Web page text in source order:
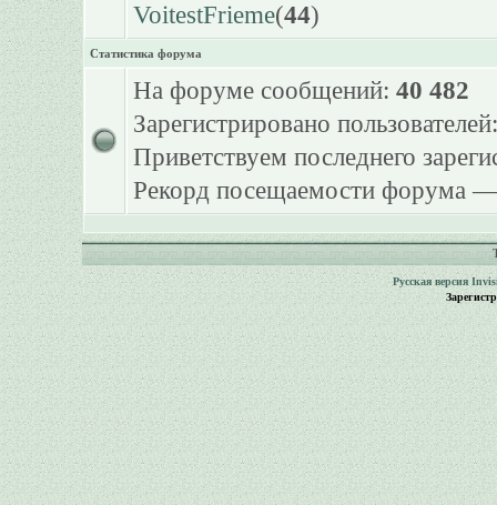
VoitestFrieme(44)
Статистика форума
На форуме сообщений: 40 482
Зарегистрировано
Приветствуем последнего
Рекорд посещаемости форума
Русская версия